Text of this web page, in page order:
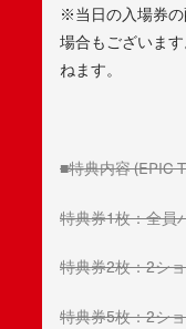
※当日の入場券
場合もございま
ねます。
■特典内容 (EPIC
特典券1枚：全員
特典券2枚：2シ
特典券5枚：2シ